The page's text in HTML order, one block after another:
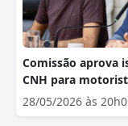
Comissão aprova
CNH para
28/05/2026 às